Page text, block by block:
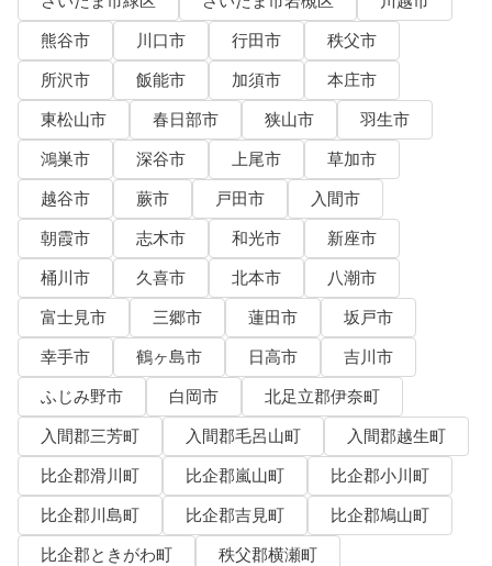
熊谷市
川口市 行田市
秩父市
所沢市
飯能市 加須市
本庄市
東松山市
春日部市 狭山市
羽生市
鴻巣市
深谷市 上尾市
草加市
越谷市
蕨市 戸田市
入間市
朝霞市
志木市 和光市
新座市
桶川市
久喜市 北本市
八潮市
富士見市
三郷市 蓮田市
坂戸市
幸手市
鶴ヶ島市 日高市
吉川市
ふじみ野市
白岡市
北足立郡伊奈町
入間郡三芳町
入間郡毛呂山町
入間郡越生町
比企郡滑川町
比企郡嵐山町
比企郡小川町
比企郡川島町
比企郡吉見町
比企郡鳩山町
比企郡ときがわ町
秩父郡横瀬町